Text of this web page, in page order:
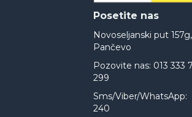
Posetite nas
Novoseljanski put
Pančevo
Pozovite nas: 013 333
299
Sms/Viber/WhatsApp:
240